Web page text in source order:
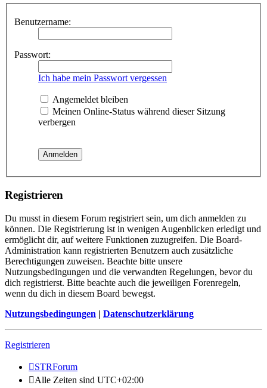
Benutzername:
Passwort:
Ich habe mein Passwort vergessen
Angemeldet bleiben
Meinen Online-Status während dieser Sitzung
verbergen
Registrieren
Du musst in diesem Forum registriert sein, um dich anmelden zu
können. Die Registrierung ist in wenigen Augenblicken erledigt und
ermöglicht dir, auf weitere Funktionen zuzugreifen. Die Board-
Administration kann registrierten Benutzern auch zusätzliche
Berechtigungen zuweisen. Beachte bitte unsere
Nutzungsbedingungen und die verwandten Regelungen, bevor du
dich registrierst. Bitte beachte auch die jeweiligen Forenregeln,
wenn du dich in diesem Board bewegst.
Nutzungsbedingungen | Datenschutzerklärung
Registrieren
STRForum
Alle Zeiten sind UTC+02:00